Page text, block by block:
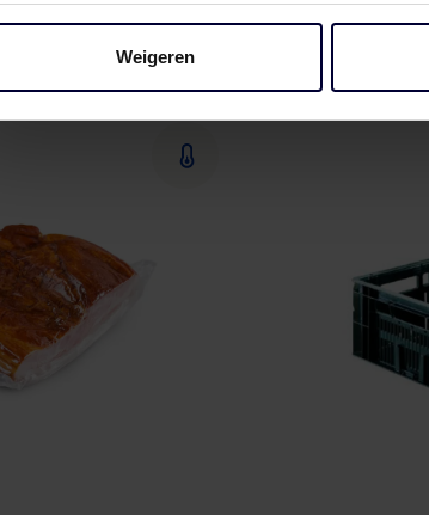
Weigeren
E2-krat